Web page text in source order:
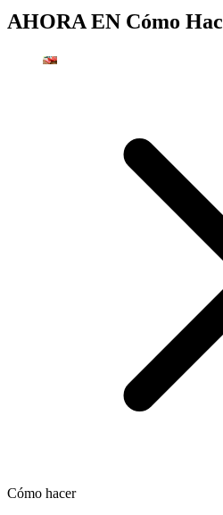
AHORA EN Cómo
Cómo hacer